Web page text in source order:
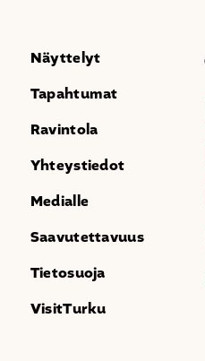
Näyttelyt
Tapahtumat
Ravintola
Yhteystiedot
Medialle
Saavutettavuus
Tietosuoja
VisitTurku